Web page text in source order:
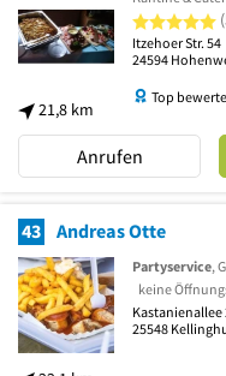
21,8 km
5
Itzehoer Str. 54
24594
Top
Anrufen
43 Andreas Otte
Partyservice,
keine
Kastanienallee
25548